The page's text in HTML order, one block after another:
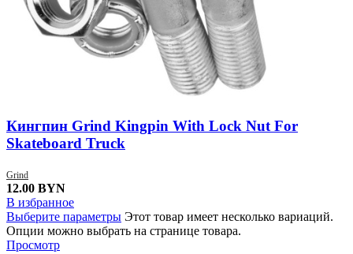
Кингпин Grind Kingpin With Lock Nut For
Skateboard Truck
Grind
12.00 BYN
В избранное
Выберите параметры Этот товар имеет несколько вариаций.
Опции можно выбрать на странице товара.
Просмотр